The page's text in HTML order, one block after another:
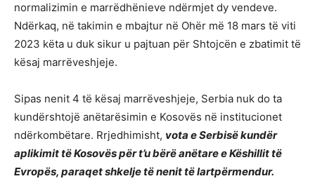
normalizimin e marrëdhënieve ndërmjet dy vendeve.
Ndërkaq, në takimin e mbajtur në Ohër më 18 mars të viti
2023 këta u duk sikur u pajtuan për Shtojcën e zbatimit të
kësaj marrëveshjeje.
Sipas nenit 4 të kësaj marrëveshjeje, Serbia nuk do ta
kundërshtojë anëtarësimin e Kosovës në institucionet
ndërkombëtare. Rrjedhimisht, vota e Serbisë kundër
aplikimit të Kosovës për t’u bërë anëtare e Këshillit të
Evropës, paraqet shkelje të nenit të lartpërmendur.